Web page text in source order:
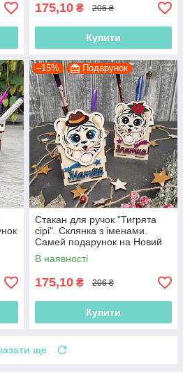
175,10 ₴ 206 ₴
Купити
–15% Подарунок
Стакан для ручок "Тигрята
сірі". Склянка з іменами.
Самей подарунок на Новий
рік
В наявності
175,10 ₴ 206 ₴
Купити
ще